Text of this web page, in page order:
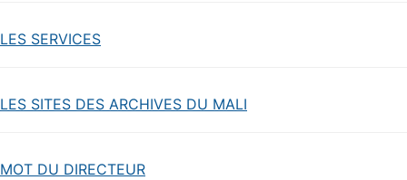
LES SERVICES
LES SITES DES ARCHIVES DU MALI
MOT DU DIRECTEUR